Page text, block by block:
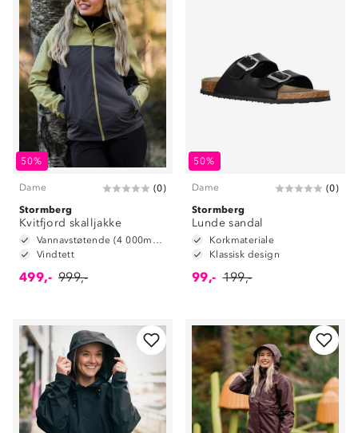
50%
Dame (0)
Stormberg
Kvitfjord skalljakke
Vannavstøtende (4 000mm vannsøyle)
Vindtett
499,- 999,-
50%
Dame (0)
Stormberg
Lunde sandal
Korkmateriale
Klassisk design
99,- 199,-